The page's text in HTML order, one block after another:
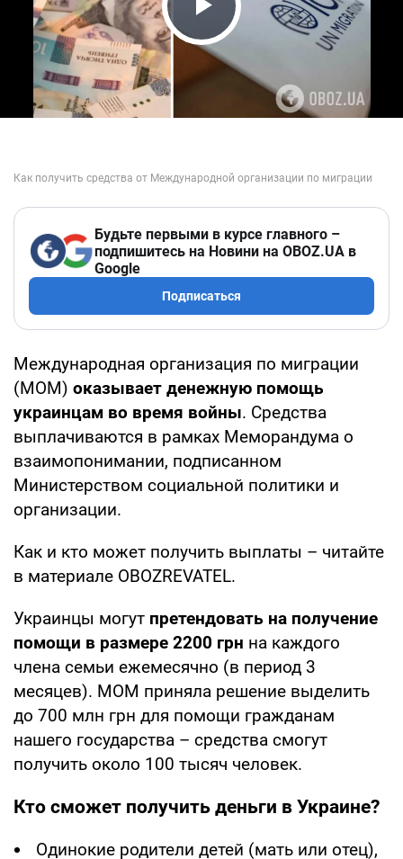
Play Video
Будьте первыми в курсе главного –
подпишитесь на Новини на OBOZ.UA в
Google
Подписаться
Международная организация по миграции
(МОМ) оказывает денежную помощь
украинцам во время войны. Средства
выплачиваются в рамках Меморандума о
взаимопонимании, подписанном
Министерством социальной политики и
организации.
Как и кто может получить выплаты – читайте
в материале OBOZREVATEL.
Украинцы могут претендовать на получение
помощи в размере 2200 грн на каждого
члена семьи ежемесячно (в период 3
месяцев). МОМ приняла решение выделить
до 700 млн грн для помощи гражданам
нашего государства – средства смогут
получить около 100 тысяч человек.
Кто сможет получить деньги в Украине?
Одинокие родители детей (мать или отец),